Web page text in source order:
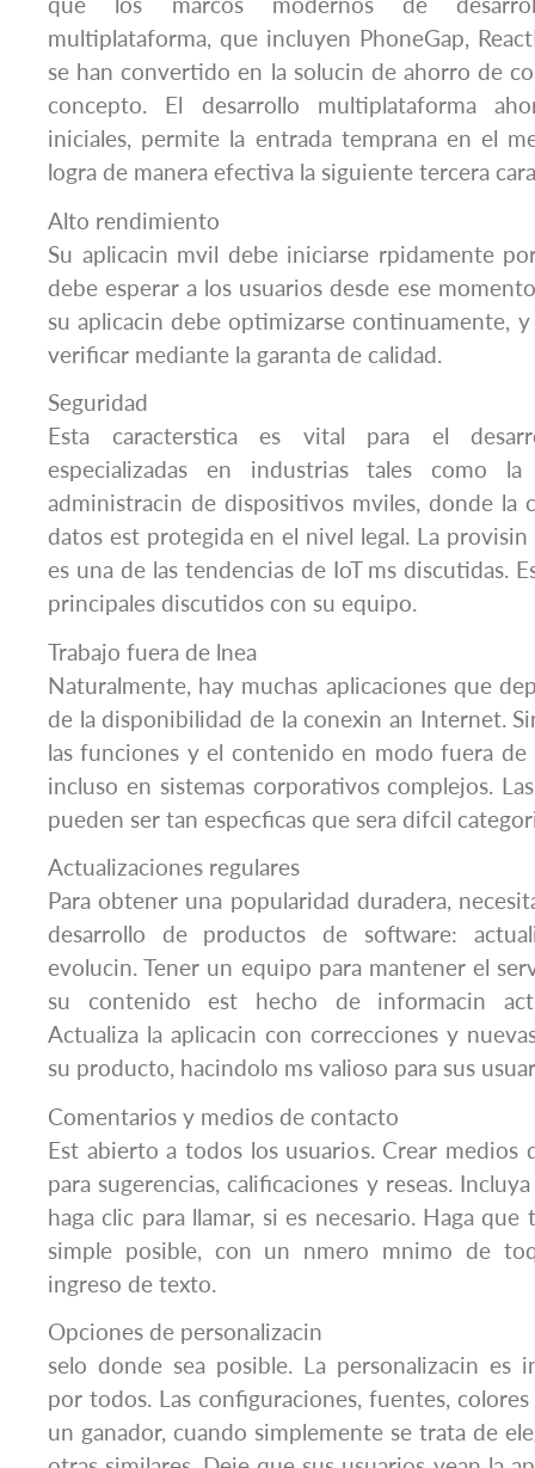
multiplataforma, que incluyen PhoneGap,
se han convertido en la solucin de ahorro de
concepto. El desarrollo multiplataforma
iniciales, permite la entrada temprana en el
logra de manera efectiva la siguiente tercera
Alto rendimiento
Su aplicacin mvil debe iniciarse rpidamente
debe esperar a los usuarios desde ese
su aplicacin debe optimizarse continuamente,
verificar mediante la garanta de calidad.
Seguridad
Esta caracterstica es vital para el
especializadas en industrias tales como
administracin de dispositivos mviles, donde la
datos est protegida en el nivel legal. La
es una de las tendencias de IoT ms discutidas.
principales discutidos con su equipo.
Trabajo fuera de lnea
Naturalmente, hay muchas aplicaciones que
de la disponibilidad de la conexin an Internet.
las funciones y el contenido en modo fuera de
incluso en sistemas corporativos complejos.
pueden ser tan especficas que sera difcil
Actualizaciones regulares
Para obtener una popularidad duradera,
desarrollo de productos de software:
evolucin. Tener un equipo para mantener el
su contenido est hecho de informacin
Actualiza la aplicacin con correcciones y
su producto, hacindolo ms valioso para sus
Comentarios y medios de contacto
Est abierto a todos los usuarios. Crear medios
para sugerencias, calificaciones y reseas.
haga clic para llamar, si es necesario. Haga
simple posible, con un nmero mnimo de
ingreso de texto.
Opciones de personalizacin
selo donde sea posible. La personalizacin es
por todos. Las configuraciones, fuentes,
un ganador, cuando simplemente se trata de